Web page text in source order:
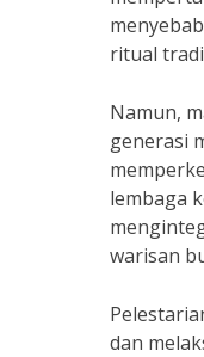
ritual
Namun,
generasi
lembaga
warisan
dan